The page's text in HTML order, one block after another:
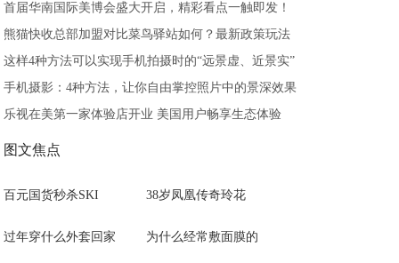
首届华南国际美博会盛大开启，精彩看点一触即发！
熊猫快收总部加盟对比菜鸟驿站如何？最新政策玩法
这样4种方法可以实现手机拍摄时的“远景虚、近景实”
手机摄影：4种方法，让你自由掌控照片中的景深效果
乐视在美第一家体验店开业 美国用户畅享生态体验
图文焦点
百元国货秒杀SKI 38岁凤凰传奇玲花
过年穿什么外套回家 为什么经常敷面膜的